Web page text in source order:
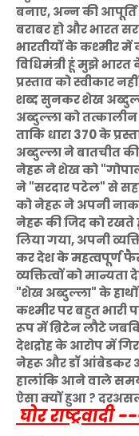
बनाए, अन्न की
बराबर हो और भारत
भारतीयों के कश्मीर में
विधिमंत्री हूं मुझे भारत
प्रस्ताव को स्वीकार
शब्द सुनकर शेख
अब्दुल्ला को
ताकि धारा 370 के
अब्दुल्ला ने बातचीत
नेहरू ने शेख को
ने "सरदार पटेल" से
को नेहरू ने अपनी नाक
नेहरू की जिद को रखते
लिया गया, अपनी
कर देश के महत्वपूर्ण
व्यक्तित्वों को
"शेख अब्दुल्ला" के
कश्मीर पर बहुत
रूप में ब्रिटेन लौटे
देशद्रोह के आरोप में
नेहरू और डॉ आंबेडकर
हालांकि आने वाले
ऐसा क्यों हुआ ?
घोर राष्ट्रवादी